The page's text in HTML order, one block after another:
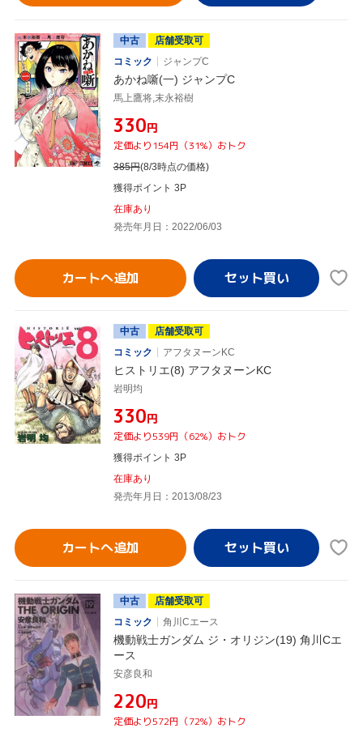
中古
店舗受取可
コミック
ジャンプC
あかね噺(一) ジャンプC
馬上鷹将,末永裕樹
¥330円
定価より154円（31%）おトク
385円(8/3時点の価格)
獲得ポイント 3P
在庫あり
発売年月日：2022/06/03
カートへ追加
中古
店舗受取可
コミック
アフタヌーンKC
ヒストリエ(8) アフタヌーンKC
岩明均
¥330円
定価より539円（62%）おトク
獲得ポイント 3P
在庫あり
発売年月日：2013/08/23
カートへ追加
中古
店舗受取可
コミック
角川Cエース
機動戦士ガンダム ジ・オリジン(19) 角川Cエ
ース
安彦良和
¥220円
定価より572円（72%）おトク